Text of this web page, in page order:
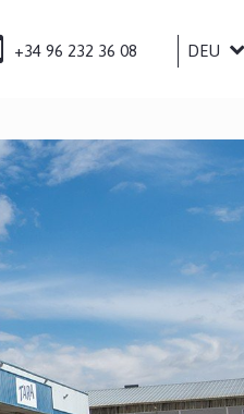
+34 96 232 36 08
DEU